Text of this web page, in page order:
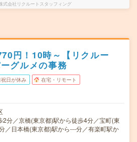
式会社リクルートスタッフィング
円！10時～【リクルー
グルメの事務
祝日が休み 在宅・リモート
2分／京橋(東京都)駅から徒歩4分／宝町(東
／日本橋(東京都)駅から---分／有楽町駅か